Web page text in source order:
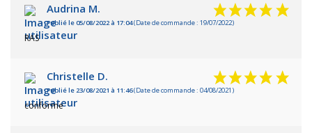
Audrina M.
Publié le 05/08/2022 à 17:04(Date de commande : 19/07/2022)
RAS
Christelle D.
Publié le 23/08/2021 à 11:46(Date de commande : 04/08/2021)
conforme